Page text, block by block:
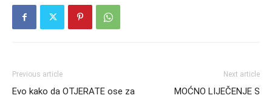
Previous article
Evo kako da OTJERATE ose za
Next article
MOĆNO LIJEČENJE S